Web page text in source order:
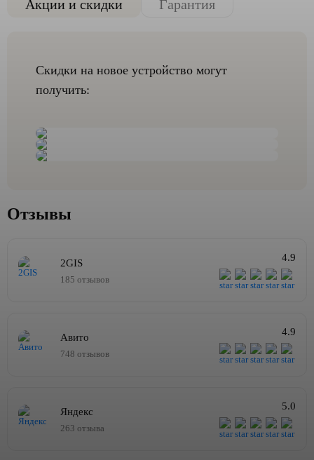
Акции и скидки Гарантия
Скидки на новое устройство могут
получить:
Отзывы
2GIS
185 отзывов
4.9
Авито
748 отзывов
4.9
Яндекс
263 отзыва
5.0